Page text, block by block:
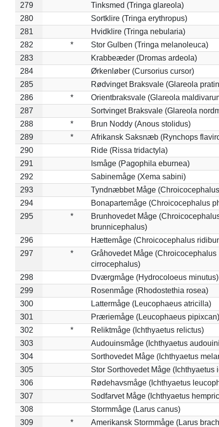
279
Tinksmed (Tringa glareola)
280
Sortklire (Tringa erythropus)
281
Hvidklire (Tringa nebularia)
282
*
Stor Gulben (Tringa melanoleuca)
283
Krabbeæder (Dromas ardeola)
284
Ørkenløber (Cursorius cursor)
285
Rødvinget Braksvale (Glareola
286
*
Orientbraksvale (Glareola
287
Sortvinget Braksvale (Glareola
288
*
Brun Noddy (Anous stolidus)
289
*
Afrikansk Saksnæb (Rynchops
290
Ride (Rissa tridactyla)
291
Ismåge (Pagophila eburnea)
292
Sabinemåge (Xema sabini)
293
Tyndnæbbet Måge
294
Bonapartemåge (Chroicocephalus
295
*
Brunhovedet Måge
brunnicephalus)
296
Hættemåge (Chroicocephalus
297
*
Gråhovedet Måge (Chroicocephalus
cirrocephalus)
298
Dværgmåge (Hydrocoloeus minutus)
299
Rosenmåge (Rhodostethia rosea)
300
Lattermåge (Leucophaeus atricilla)
301
Præriemåge (Leucophaeus pipixcan)
302
*
Reliktmåge (Ichthyaetus relictus)
303
Audouinsmåge (Ichthyaetus
304
Sorthovedet Måge (Ichthyaetus
305
Stor Sorthovedet Måge (Ichthyaetus
306
Rødehavsmåge (Ichthyaetus
307
Sodfarvet Måge (Ichthyaetus
308
Stormmåge (Larus canus)
309
*
Amerikansk Stormmåge (Larus